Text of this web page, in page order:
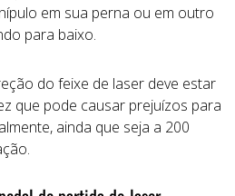
em sua perna ou em outro
para baixo.
do feixe de laser deve estar
que pode causar prejuízos para
ainda que seja a 200